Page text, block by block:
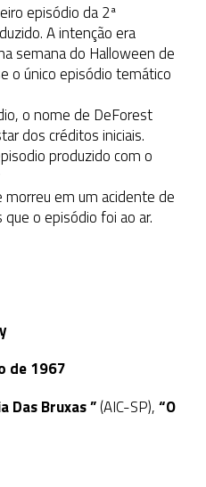
episódio da 2ª
A intenção era
semana do Halloween de
o único episódio temático
o nome de DeForest
dos créditos iniciais.
produzido com o
morreu em um acidente de
o episódio foi ao ar.
de 1967
Das Bruxas ”(AIC-SP),“O